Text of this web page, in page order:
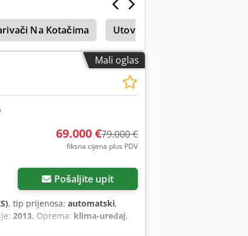
Na Kotačima Utovarivač
Mali oglas
69.000 €79.000 €
fiksna cijena plus PDV
Pošaljite upit
, tip prijenosa: automatski,
2013, Oprema: klima-uređaj,